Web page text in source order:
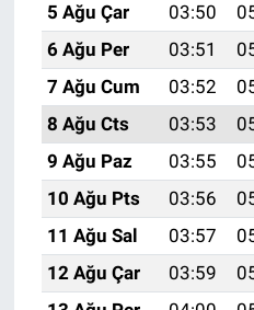
5 Ağu Çar
03:50
6 Ağu Per
03:51
7 Ağu Cum
03:52
8 Ağu Cts
03:53
9 Ağu Paz
03:55
10 Ağu Pts
03:56
11 Ağu Sal
03:57
12 Ağu Çar
03:59